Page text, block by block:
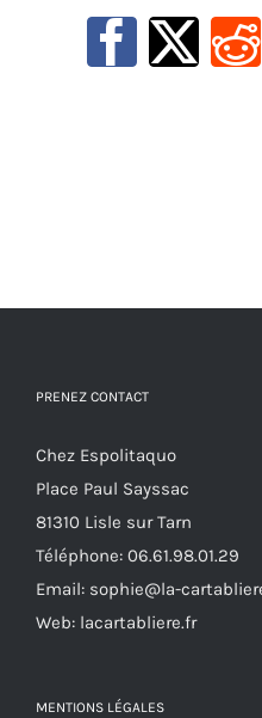
X
PRENEZ CONTACT
Chez Espolitaquo
Place Paul Sayssac
81310 Lisle sur Tarn
Téléphone: 06.61.98.01.29
Email: sophie@la-
Web: lacartabliere.fr
MENTIONS LÉGALES